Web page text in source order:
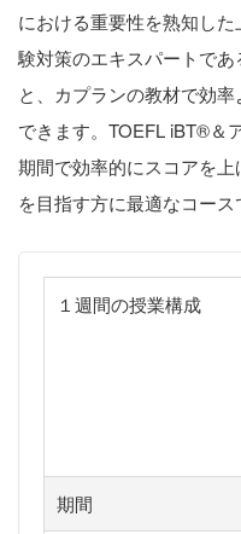
における重要性を熟知し
験対策のエキスパートで
と、カプランの教材で効
できます。TOEFL iBT®︎＆
期間で効率的にスコアを
を目指す方に最適なコース
１週間の授業構成
期間